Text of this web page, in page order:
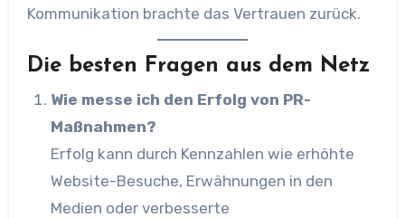
Kommunikation brachte das Vertrauen zurück.
Die besten Fragen aus dem Netz
Wie messe ich den Erfolg von PR-
Maßnahmen?
Erfolg kann durch Kennzahlen wie erhöhte
Website-Besuche, Erwähnungen in den
Medien oder verbesserte